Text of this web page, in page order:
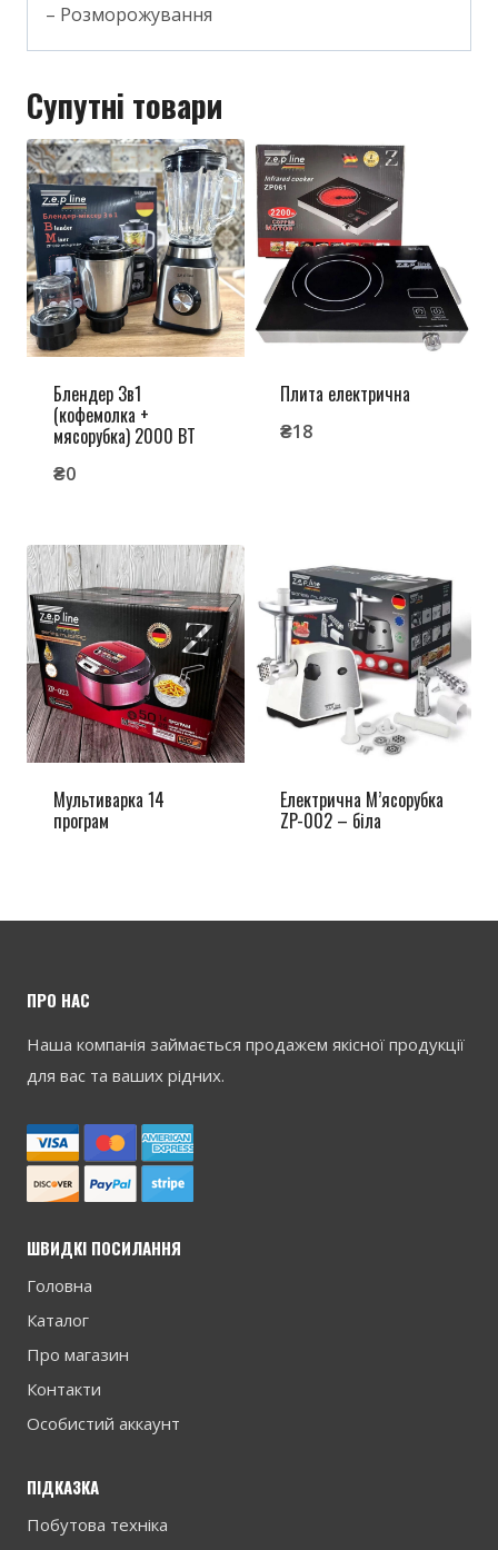
– Розморожування
Супутні товари
Блендер 3в1
(кофемолка +
мясорубка) 2000 ВТ
₴0
Плита електрична
₴18
Мультиварка 14
програм
Електрична М’ясорубка
ZP-002 – біла
ПРО НАС
Наша компанія займається продажем якісної продукції
для вас та ваших рідних.
ШВИДКІ ПОСИЛАННЯ
Головна
Каталог
Про магазин
Контакти
Особистий аккаунт
ПІДКАЗКА
Побутова техніка